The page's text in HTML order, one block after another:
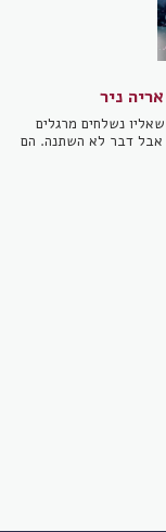
נשלחים מרגלים
אבל דבר לא השתנה. הם